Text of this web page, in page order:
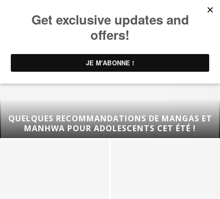
QUELQUES RECOMMANDATIONS DE MANGAS ET
MANHWA POUR ADOLESCENTS CET ÉTÉ !